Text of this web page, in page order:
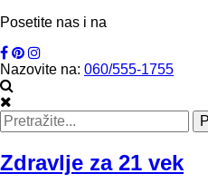
Skip
content
Posetite nas i na
Nazovite na: 060/555-1755
Search
for:
Zdravlje za 21 vek